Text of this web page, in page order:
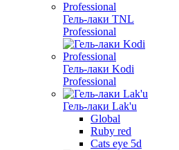
Гель-лаки TNL
Professional
Гель-лаки Kodi
Professional
Гель-лаки Lak'u
Global
Ruby red
Cats eye 5d